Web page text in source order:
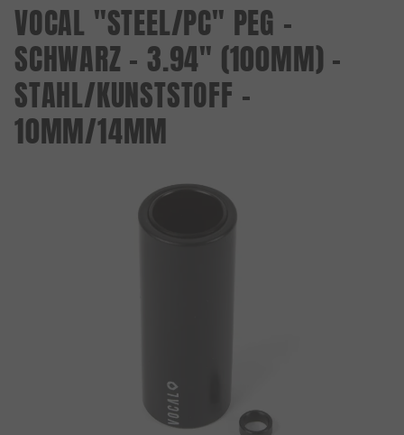
VOCAL "STEEL/PC" PEG -
SCHWARZ - 3.94" (100MM) -
STAHL/KUNSTSTOFF -
10MM/14MM